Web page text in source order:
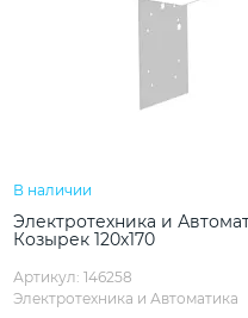
В наличии
Электротехника и
Козырек 120х170
Артикул: 146258
Электротехника и Автоматика